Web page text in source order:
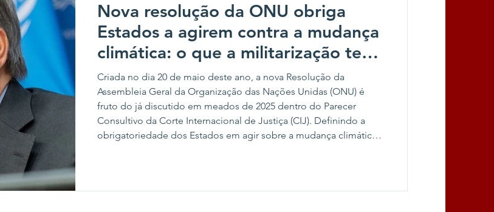
Nova resolução da ONU obriga
Estados a agirem contra a mudança
climática: o que a militarização tem
a ver com isso?
Criada no dia 20 de maio deste ano, a nova Resolução da
Assembleia Geral da Organização das Nações Unidas (ONU) é
fruto do já discutido em meados de 2025 dentro do Parecer
Consultivo da Corte Internacional de Justiça (CIJ). Definindo a
obrigatoriedade dos Estados em agir sobre a mudança climática e